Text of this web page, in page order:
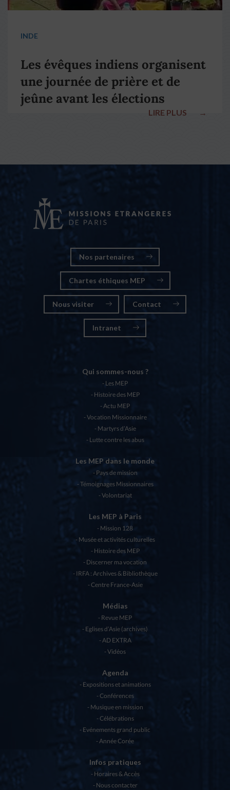
INDE
Les évêques indiens organisent
une journée de prière et de
jeûne avant les élections
LIRE PLUS →
Nos partenaires
Chartes éthiques MEP
Nous visiter Contact
Intranet
Qui sommes-nous ?
Les MEP
Histoire des MEP
Actu MEP
Vocation Missionnaire
Martyrs d’Asie
Lutte contre les abus
Les MEP dans le monde
Pays de mission
Témoignages Missionnaires
Volontariat
Les MEP à Paris
Mission 128
Musée et activités culturelles
Histoire des MEP
Discerner ma vocation
IRFA : Archives & Bibliothèque
Centre France-Asie
Médias
Revue MEP
Eglises d’Asie (archives)
AD EXTRA
Vidéos
Agenda
Expositions et animations
Conférences
Musique en mission
Célébrations
Evénements grand public
Année Corée
Infos pratiques
Horaires & Accès
Nous contacter